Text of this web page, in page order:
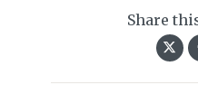
Share